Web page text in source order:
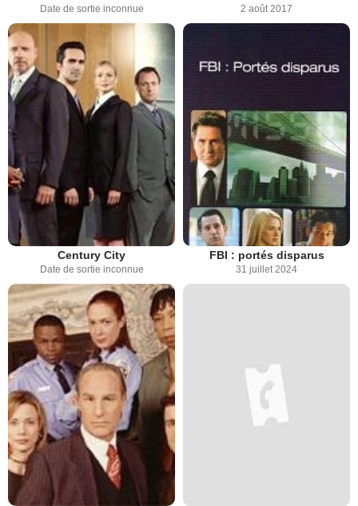
Date de sortie inconnue 2 août 2017
Century City
Date de sortie inconnue
FBI : portés disparus
31 juillet 2024